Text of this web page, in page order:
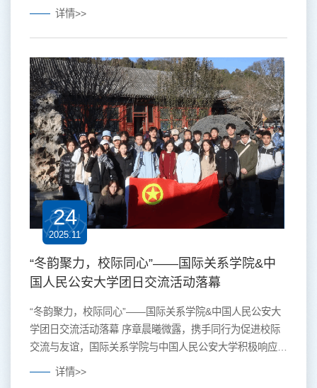
级凝聚力实践训练活动，国际关系学院、中国人民大学、中
讲、知识竞答、经验分享等形式，在回望历史中继承抗战精
神，在跨校联动中凝聚青春力量，推动红色基因在大学生思
想工作中传承不息。 一、主题演讲：多维解读，...
详情>>
24
2025.11
“冬韵聚力，校际同心”——国际关系学院&中
国人民公安大学团日交流活动落幕
“冬韵聚力，校际同心”——国际关系学院&中国人民公安大
学团日交流活动落幕 序章晨曦微露，携手同行为促进校际
交流与友谊，国际关系学院与中国人民公安大学积极响应团
组织号召，共同策划并举办本次“冬韵聚力，校际同心”团日
详情>>